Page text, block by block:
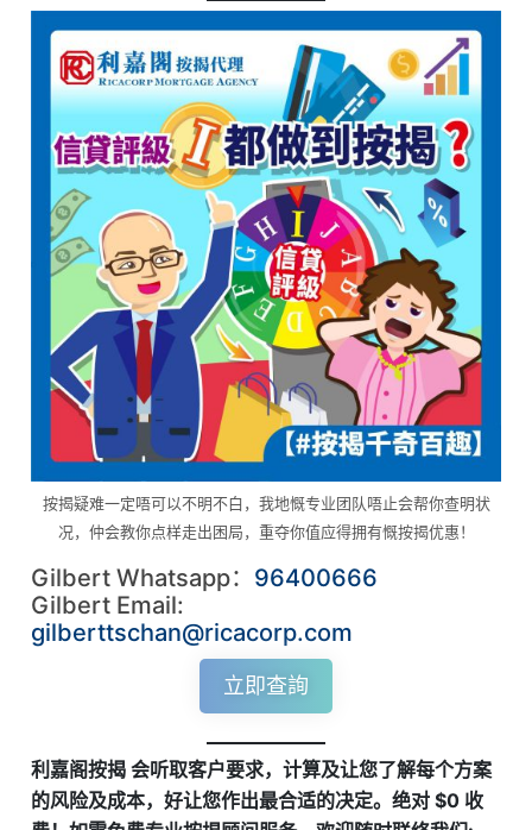
按揭疑难一定唔可以不明不白，我地慨专业团队唔止会帮你查明状
况，仲会教你点样走出困局，重夺你值应得拥有慨按揭优惠！
Gilbert Whatsapp： 96400666
Gilbert Email:
gilberttschan@ricacorp.com
立即查詢
利嘉阁按揭 会听取客户要求，计算及让您了解每个方案
的风险及成本，好让您作出最合适的决定。绝对 $0 收